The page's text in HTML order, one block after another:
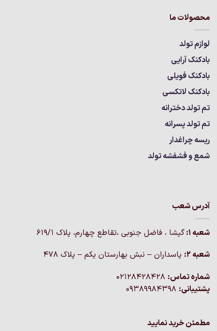
محصولات ما
لوازم تولد
بادکنک آرایی
بادکنک فویلی
بادکنک لاتکسی
تم تولد دخترانه
تم تولد پسرانه
ریسه چراغدار
شمع و فشفشه تولد
آدرس شعب
شعبه 1:
گيشا ، فاضل جنوبی ،تقاطع چهارم، پلاک 619/1
شعبه 2:
پاسداران – نبش بهارستان یکم – پلاک ۴۷۸
شماره تماس:
پشتیبانی:
مطمئن خرید نمایید